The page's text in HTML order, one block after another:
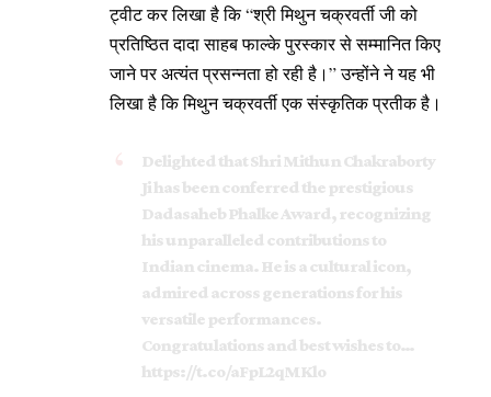
ट्वीट कर लिखा है कि “श्री मिथुन चक्रवर्ती जी को
प्रतिष्ठित दादा साहब फाल्के पुरस्कार से सम्मानित किए
जाने पर अत्यंत प्रसन्नता हो रही है।” उन्होंने ने यह भी
लिखा है कि मिथुन चक्रवर्ती एक संस्कृतिक प्रतीक है।
Delighted that Shri Mithun Chakraborty
Ji has been conferred the prestigious
Dadasaheb Phalke Award, recognizing
his unparalleled contributions to
Indian cinema. He is a cultural icon,
admired across generations for his
versatile performances.
Congratulations and best wishes to…
https://t.co/aFpL2qMKlo